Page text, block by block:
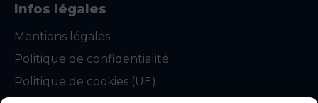
Infos légales
Mentions légales
Politique de confidentialité
Politique de cookies (UE)